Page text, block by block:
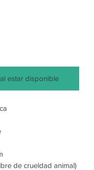
estar disponible
de crueldad animal)